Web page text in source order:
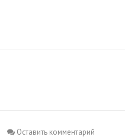
Оставить комментарий